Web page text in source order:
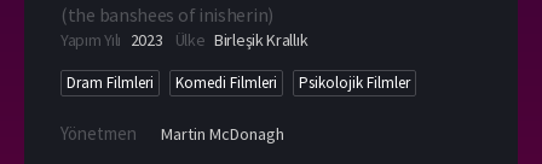
(the banshees of inisherin)
Yapım Yılı 2023 Ülke Birleşik Krallık
Dram Filmleri Komedi Filmleri Psikolojik Filmler
Yönetmen
Martin McDonagh